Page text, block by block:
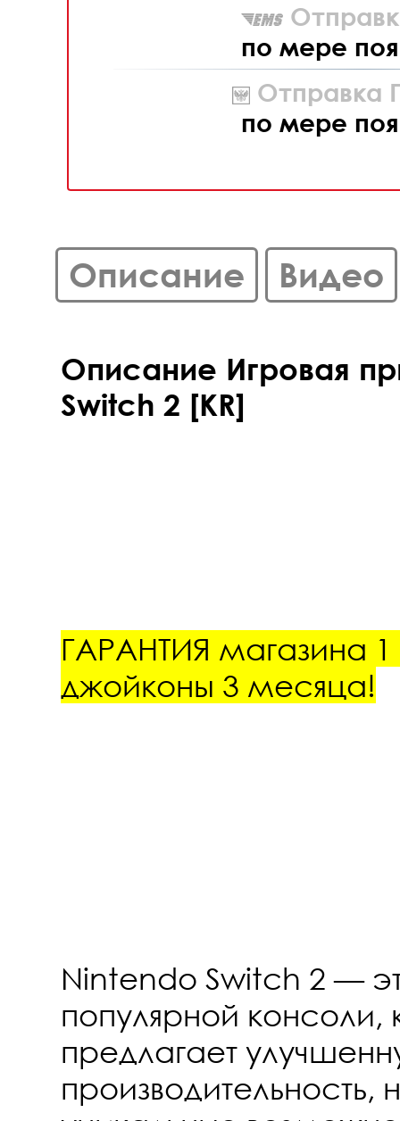
по мере
Отправка
по мере
Описание Видео
Описание Игровая
Switch 2 [KR]
ГАРАНТИЯ магазина 1
джойконы 3 месяца!
Nintendo Switch 2 —
популярной консоли,
предлагает
производительность,